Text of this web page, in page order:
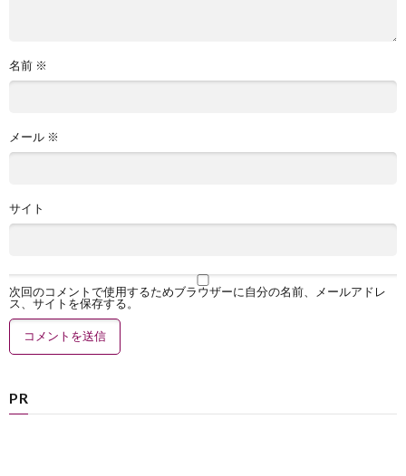
名前 ※
メール ※
サイト
次回のコメントで使用するためブラウザーに自分の名前、メールアドレ
ス、サイトを保存する。
PR